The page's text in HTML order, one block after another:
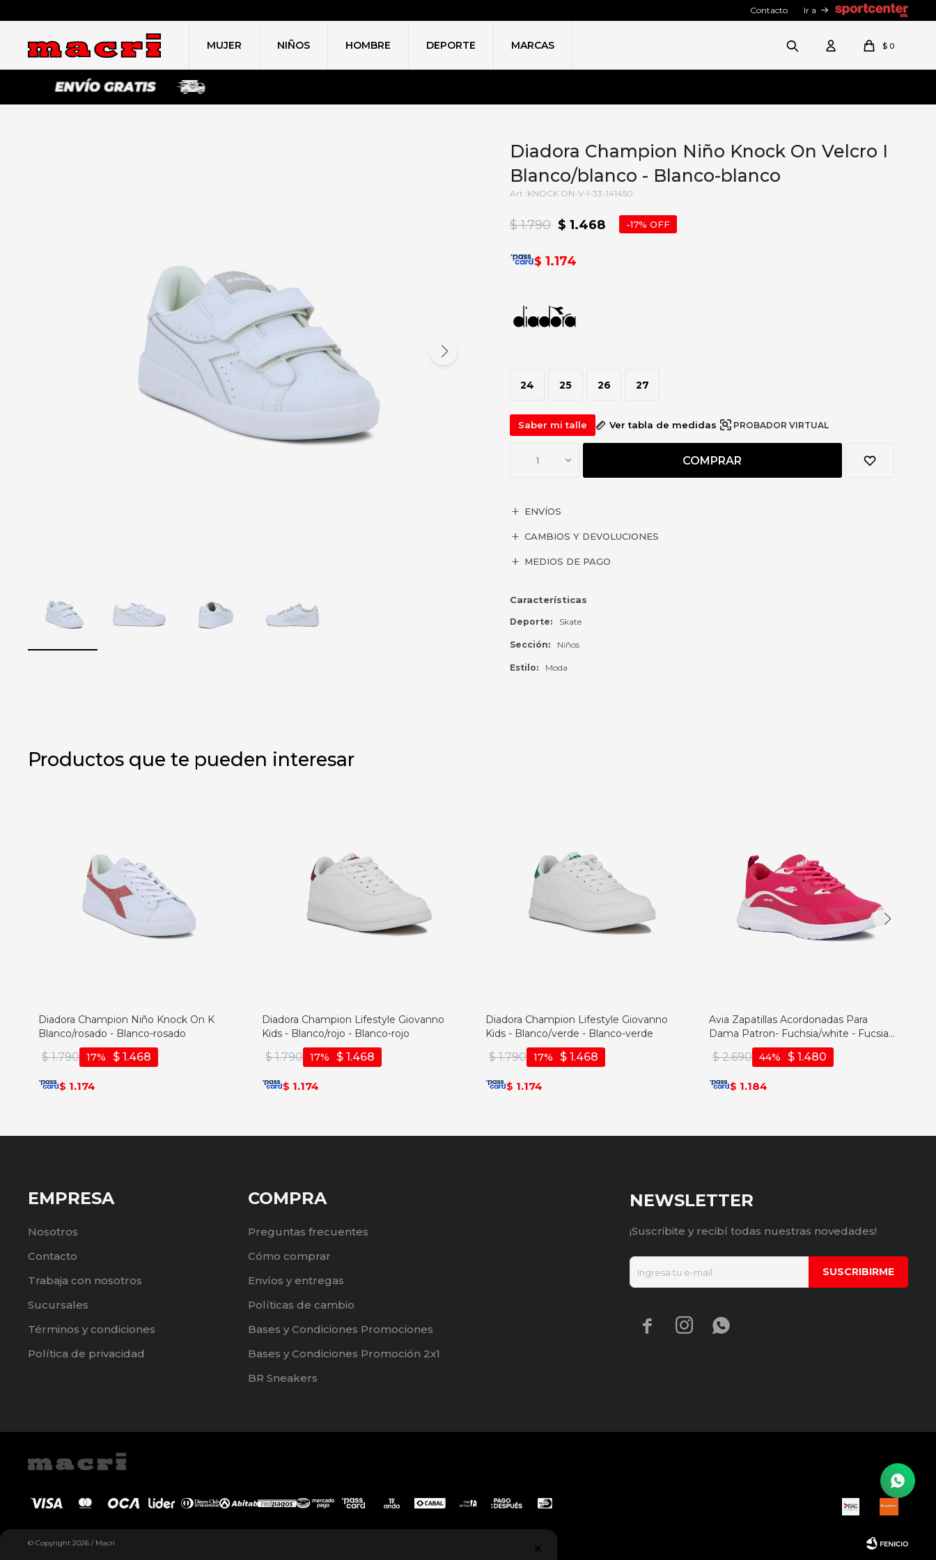
MUJER NIÑOS HOMBRE DEPORTE MARCAS $ 0
Contacto Ir a
Diadora Champion Niño Knock On Velcro I
Blanco/blanco - Blanco-blanco
KNOCK ON-V-I-33-141450
$ 1.468
$ 1.790 17
$ 1.174
24 25 26 27
Saber mi talle Ver tabla de medidas PROBADOR VIRTUAL
1 COMPRAR
ENVÍOS
CAMBIOS Y DEVOLUCIONES
MEDIOS DE PAGO
Características
Deporte Skate
Sección Niños
Estilo Moda
Productos que te pueden interesar
Diadora Champion Niño Knock On K
Blanco/rosado - Blanco-rosado
$ 1.790 $ 1.468
17
$ 1.174
Diadora Champion Lifestyle Giovanno
Kids - Blanco/rojo - Blanco-rojo
$ 1.790 $ 1.468
17
$ 1.174
Diadora Champion Lifestyle Giovanno
Kids - Blanco/verde - Blanco-verde
$ 1.790 $ 1.468
17
$ 1.174
Avia Zapatillas Acordonadas Para
Dama Patron- Fuchsia/white - Fucsia-
$ 2.690 $ 1.480
44
$ 1.184
EMPRESA
Nosotros
Contacto
Trabaja con nosotros
Sucursales
Términos y condiciones
Política de privacidad
COMPRA
Preguntas frecuentes
Cómo comprar
Envíos y entregas
Políticas de cambio
Bases y Condiciones Promociones
Bases y Condiciones Promoción 2x1
BR Sneakers
NEWSLETTER
¡Suscribite y recibí todas nuestras novedades!
SUSCRIBIRME
  
© Copyright 2026 / Macri